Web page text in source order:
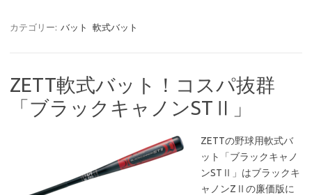
カテゴリー: バット 軟式バット
ZETT軟式バット！コスパ抜群
「ブラックキャノンSTⅡ」
ZETTの野球用軟式バ
ット「ブラックキャノ
ンSTⅡ」はブラックキ
ャノンZⅡの廉価版に